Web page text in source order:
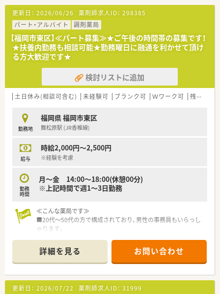
【法人特徴について】
■福岡県を中心に100店舗以上を展開しており、地域に根差した
薬局運営を行っている安定企業です。
■病院門前から医療モール型まで多様な店舗形態を持ち、薬剤師
として幅広い経験を積むことができます。
■独自の教育システムが充実しており、基本研修から専門分野ま
で段階的にスキルを磨ける環境です。
【勤務実態について】
■勤務時間は9時から17時までと短く、残業ゼロを目指している
ためプライベートとの両立が可能です。
いるためしっかりと休息が取れます。
■処方箋枚数に対する人員配置にゆとりを持たせており、一人あ
たりの業務負担が少ない職場環境です。
【こんな方が活躍中】
■子育て中のママさん薬剤師が多く在籍しており、家庭と仕事を
■病院門前での調剤経験を活かして、より高度な薬学管理や在宅
医療に取り組んでいる方が活躍中です。
■新卒入社だけでなく中途入社の方も多く、研修制度を活用して
更新日： 2026/06/26 薬剤師求人ID： 298385
パート・アルバイト
調剤薬局
【福岡市東区】≪パート募集≫★ご午後の時間帯の募集です！
★扶養内勤務も相談可能★勤務曜日に融通を利かせて頂け
る方大歓迎です★
検討リストに追加
土日休み(相談可含む) 未経験可 ブランク可 Ｗワーク可 残業なし(ほぼなし含む)
勤務地
福岡県 福岡市東区
舞松原駅 (JR香椎線)
給与
時給2,000円～2,500円
※経験を考慮
勤務
時間
月～金 14:00～18:00(休憩00分)
※上記時間で週1～3日勤務
≪こんな薬局です≫
■20代～50代の方で構成されており、男性の事務員もいらっし
ゃります。
■Vマスと円盤がございます。
■業務はローテーションされていますが、投薬メインになる事が
多いです。
■門前以外にも九大病院や福大病院からも一部応需されていま
す。
詳細を見る お問い合わせ
更新日： 2026/07/22 薬剤師求人ID： 31999